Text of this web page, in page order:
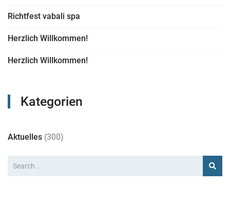
Richtfest vabali spa
Herzlich Willkommen!
Herzlich Willkommen!
Kategorien
Aktuelles (300)